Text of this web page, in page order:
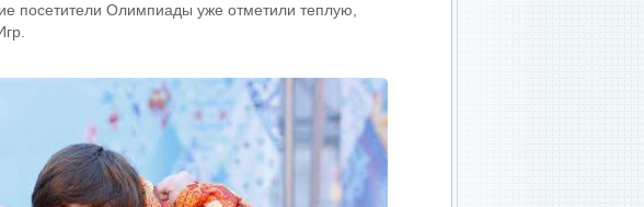
посетители Олимпиады уже отметили теплую,